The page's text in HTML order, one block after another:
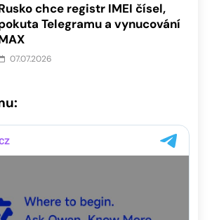
chce registr IMEI čísel,
Telegramu a vynucování
07.07.2026